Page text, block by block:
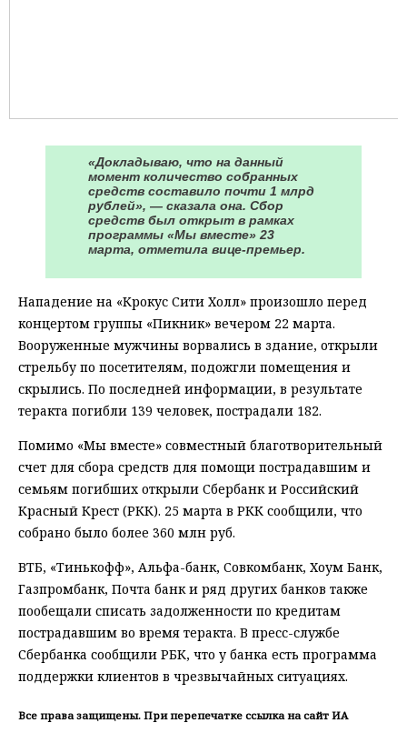
«Докладываю, что на данный
момент количество собранных
средств составило почти 1 млрд
рублей», — сказала она. Сбор
средств был открыт в рамках
программы «Мы вместе» 23
марта, отметила вице-премьер.
Нападение на «Крокус Сити Холл» произошло перед
концертом группы «Пикник» вечером 22 марта.
Вооруженные мужчины ворвались в здание, открыли
стрельбу по посетителям, подожгли помещения и
скрылись. По последней информации, в результате
теракта погибли 139 человек, пострадали 182.
Помимо «Мы вместе» совместный благотворительный
счет для сбора средств для помощи пострадавшим и
семьям погибших открыли Сбербанк и Российский
Красный Крест (РКК). 25 марта в РКК сообщили, что
собрано было более 360 млн руб.
ВТБ, «Тинькофф», Альфа-банк, Совкомбанк, Хоум Банк,
Газпромбанк, Почта банк и ряд других банков также
пообещали списать задолженности по кредитам
пострадавшим во время теракта. В пресс-службе
Сбербанка сообщили РБК, что у банка есть программа
поддержки клиентов в чрезвычайных ситуациях.
Все права защищены. При перепечатке ссылка на сайт ИА